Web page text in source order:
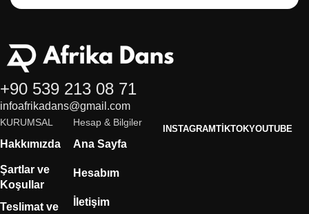
+90 539 213 08 71
infoafrikadans@gmail.com
KURUMSAL
Hakkımızda
Şartlar ve
Koşullar
Teslimat ve
Hesap & Bilgiler
Ana Sayfa
Hesabım
İletişim
INSTAGRAMTIKTOKYOUTUBE